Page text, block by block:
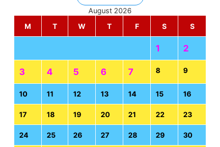
August 2026
M
T W T F S S
1 2
3 4 5 6 7 8 9
10 11 12 13 14 15 16
17 18 19 20 21 22 23
24 25 26 27 28 29 30